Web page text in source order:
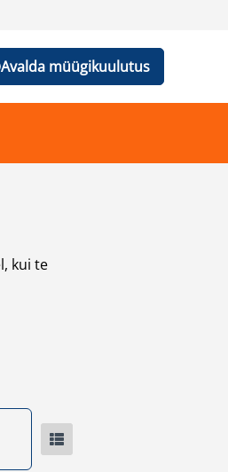
Avalda müügikuulutus